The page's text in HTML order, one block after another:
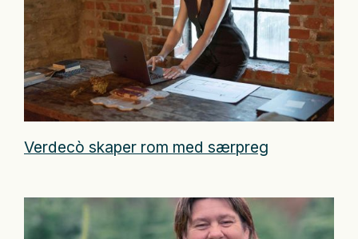
Verdecò skaper rom med særpreg